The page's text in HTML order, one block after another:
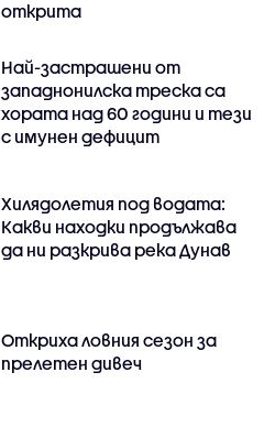
открита
Най-застрашени от
западнонилска треска са
хората над 60 години и тези
с имунен дефицит
Хилядолетия под водата:
Какви находки продължава
да ни разкрива река Дунав
Откриха ловния сезон за
прелетен дивеч